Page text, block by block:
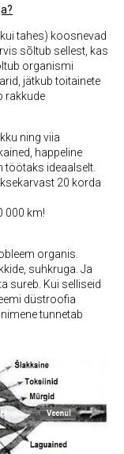
tahes) koosnevad
sõltub sellest, kas
organismi
jätkub toitainete
rakkude
ning viia
happeline
töötaks ideaalselt.
20 korda
000 km!
organis.
suhkruga. Ja
sureb. Kui selliseid
düstroofia
tunnetab